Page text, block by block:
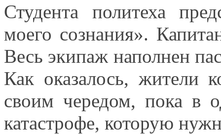
Студента политеха
моего сознания».
Весь экипаж наполнен
Как оказалось, жители
своим чередом, пока в
катастрофе, которую